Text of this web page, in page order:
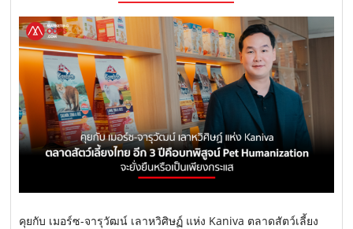
คุยกับ เมอร์ซ-จารุวัฒน์ เลาหวิศิษฏ์ แห่ง Kaniva ตลาดสัตว์เลี้ยง